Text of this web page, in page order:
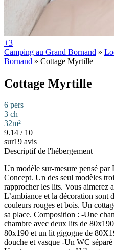
+3
Camping au Grand Bornand »
Bornand » Cottage Myrtille
Cottage Myrtille
6 pers
3 ch
32m²
9.14 / 10
sur19 avis
Descriptif de l'hébergement
Un modèle sur-mesure pensé
Concept. Un des seul modèles
rapprocher les lits. Vous aimerez
L’ambiance et la décoration sont
couleurs rouges et bois. Un
sa place. Composition : -Une
chambre avec deux lits de
80x190 et un lit gigogne de
douche et vasque -Un WC